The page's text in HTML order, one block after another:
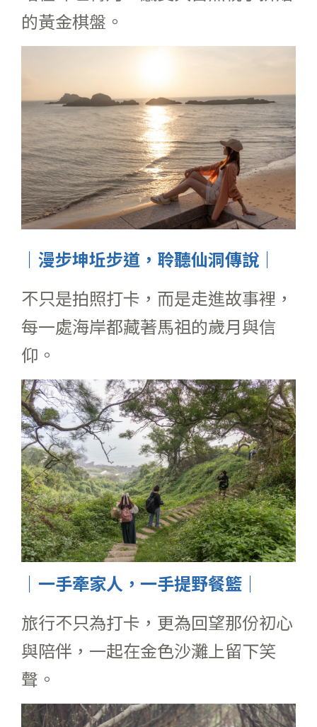
的黃金棋盤。
｜漫步坤坵步道，聆聽仙洞傳說｜
不只是拍照打卡，而是走進故事裡，
每一處海岸都藏著馬祖的歲月與信
仰。
｜一手牽家人，一手提野餐籃｜
旅行不只為打卡，更為回望那份初心
與陪伴，一起在金色沙灘上留下笑
聲。